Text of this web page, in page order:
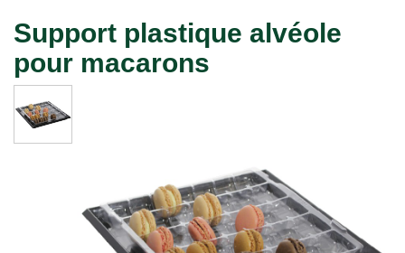
Support plastique alvéole
pour macarons